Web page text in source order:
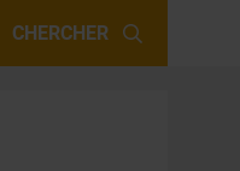
CHERCHER